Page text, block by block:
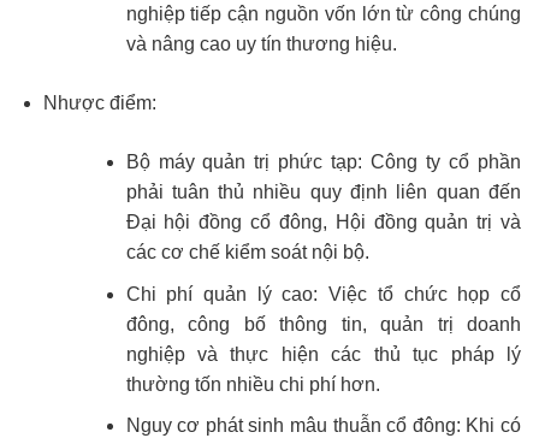
nghiệp tiếp cận nguồn vốn lớn từ công chúng
và nâng cao uy tín thương hiệu.
Nhược điểm:
Bộ máy quản trị phức tạp: Công ty cổ phần
phải tuân thủ nhiều quy định liên quan đến
Đại hội đồng cổ đông, Hội đồng quản trị và
các cơ chế kiểm soát nội bộ.
Chi phí quản lý cao: Việc tổ chức họp cổ
đông, công bố thông tin, quản trị doanh
nghiệp và thực hiện các thủ tục pháp lý
thường tốn nhiều chi phí hơn.
Nguy cơ phát sinh mâu thuẫn cổ đông: Khi có